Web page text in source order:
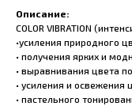
Описание:
COLOR VIBRATION
•усиления природного
• получения ярких и
• выравнивания цвета
• усиления и освежения
• пастельного